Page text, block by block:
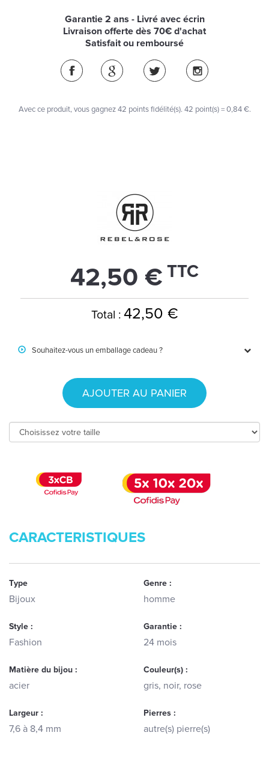
Garantie 2 ans - Livré avec écrin
Livraison offerte dès 70€ d'achat
Satisfait ou remboursé
Avec ce produit, vous gagnez42 points fidélité(s). 42 point(s) =0,84 €.
42,50 € TTC
Total : 42,50 €
Souhaitez-vous un emballage cadeau ?
AJOUTER AU PANIER
CARACTERISTIQUES
Type
Bijoux
Genre :
homme
Style :
Fashion
Garantie :
24 mois
Matière du bijou :
acier
Couleur(s) :
gris, noir, rose
Largeur :
7,6 à 8,4 mm
Pierres :
autre(s) pierre(s)